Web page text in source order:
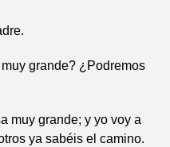
grande? ¿Podremos
muy grande; y yo voy a
ya sabéis el camino.